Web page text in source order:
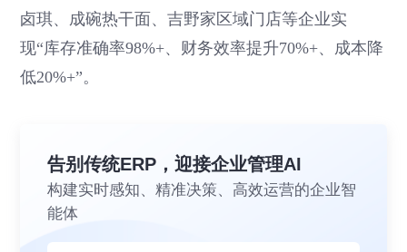
卤琪、成碗热干面、吉野家区域门店等企业实
现“库存准确率98%+、财务效率提升70%+、成本降
低20%+”。
告别传统ERP，迎接企业管理AI
构建实时感知、精准决策、高效运营的企业智
能体